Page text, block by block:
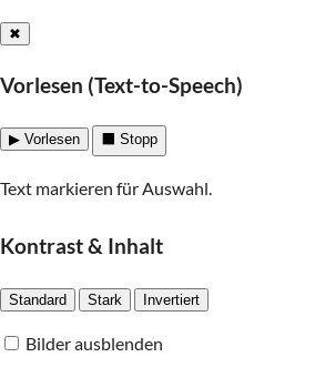
✖
Vorlesen (Text-to-Speech)
▶ Vorlesen ⬛ Stopp
Text markieren für Auswahl.
Kontrast & Inhalt
Standard Stark Invertiert
Bilder ausblenden